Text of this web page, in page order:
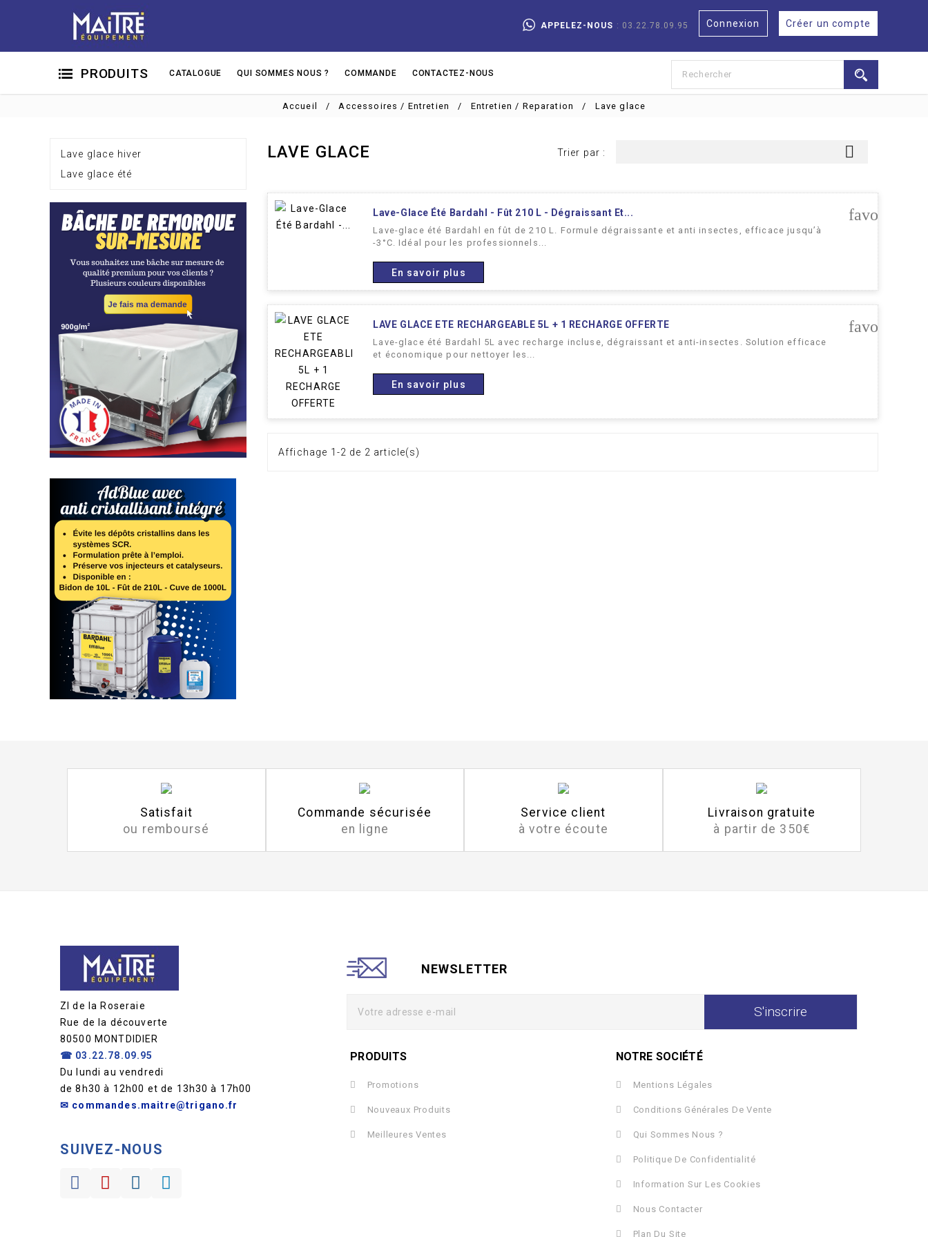
Créer un compte
Connexion
APPELEZ-NOUS : 03.22.78.09.95
PRODUITS CATALOGUE QUI SOMMES NOUS ? COMMANDE CONTACTEZ-NOUS
Accueil Accessoires / Entretien Entretien / Reparation Lave glace
Lave glace hiver
Lave glace été
LAVE GLACE Trier par : 
Lave-Glace Été Bardahl - Fût 210 L - Dégraissant Et...
Lave-glace été Bardahl en fût de 210 L. Formule dégraissante et anti insectes, efficace jusqu’à
-3°C. Idéal pour les professionnels...
En savoir plus
LAVE GLACE ETE RECHARGEABLE 5L + 1 RECHARGE OFFERTE
Lave-glace été Bardahl 5L avec recharge incluse, dégraissant et anti-insectes. Solution efficace
et économique pour nettoyer les...
En savoir plus
Affichage 1-2 de 2 article(s)
Satisfait
ou remboursé
Commande sécurisée
en ligne
Service client
à votre écoute
Livraison gratuite
à partir de 350€
ZI de la Roseraie
Rue de la découverte
80500 MONTDIDIER
☎ 03.22.78.09.95
Du lundi au vendredi
de 8h30 à 12h00 et de 13h30 à 17h00
✉ commandes.maitre@trigano.fr
SUIVEZ-NOUS
NEWSLETTER
PRODUITS
Promotions
Nouveaux Produits
Meilleures Ventes
NOTRE SOCIÉTÉ
Mentions Légales
Conditions Générales De Vente
Qui Sommes Nous ?
Politique De Confidentialité
Information Sur Les Cookies
Nous Contacter
Plan Du Site